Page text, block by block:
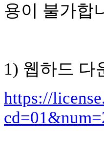
용이 불가합
1) 웹하드 다
https://